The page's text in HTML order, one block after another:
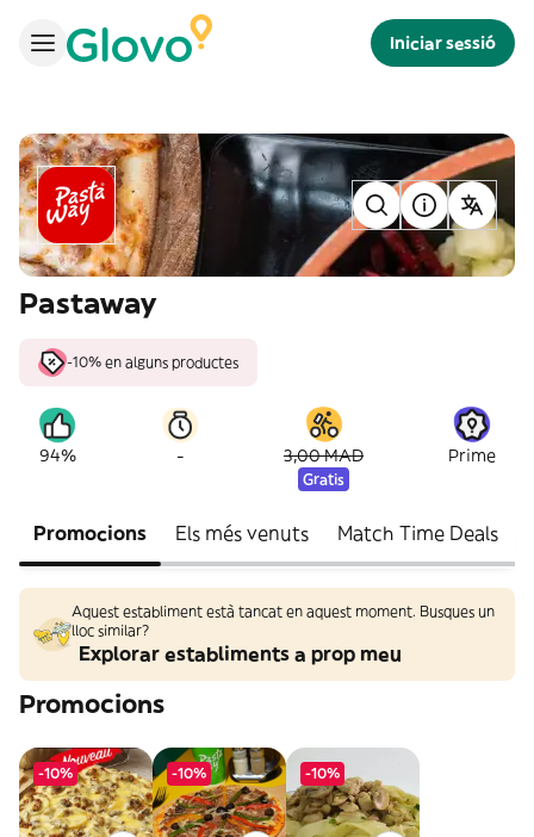
Iniciar sessió
Pastaway
-10% en alguns productes
94% - 3,00 MAD
Gratis
Prime
Promocions Els més venuts Match Time Deals
Aquest establiment està tancat en aquest moment. Busques un
lloc similar?
Explorar establiments a prop meu
Promocions
-10% -10% -10%